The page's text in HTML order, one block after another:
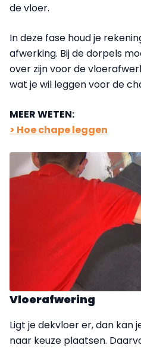
de vloer.
In deze fase houd je
afwerking. Bij de dorpels
over zijn voor de
wat je wil leggen voor de
MEER WETEN:
> Hoe chape leggen
Vloerafwering
Ligt je dekvloer er, dan kan
naar keuze plaatsen.